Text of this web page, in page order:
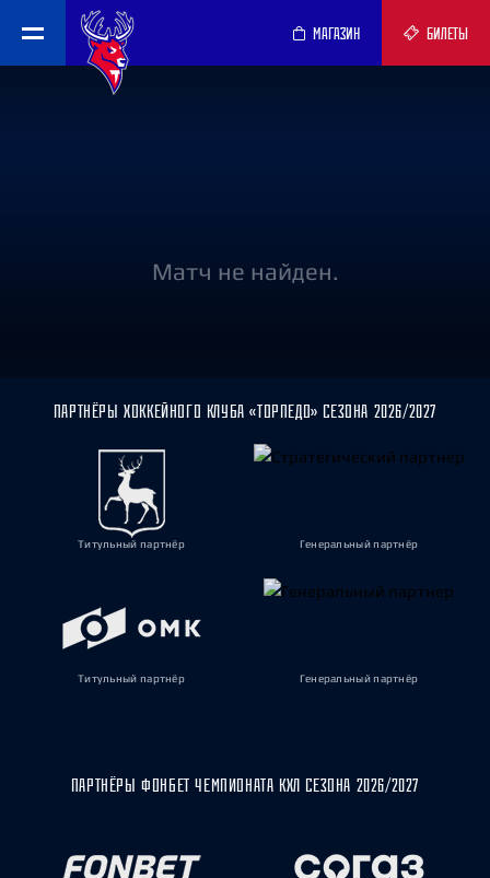
МАГАЗИН БИЛЕТЫ
Матч не найден.
ПАРТНЁРЫ ХОККЕЙНОГО КЛУБА «ТОРПЕДО» СЕЗОНА 2026/2027
Титульный партнёр Генеральный партнёр
Титульный партнёр Генеральный партнёр
ПАРТНЁРЫ ФОНБЕТ ЧЕМПИОНАТА КХЛ СЕЗОНА 2026/2027